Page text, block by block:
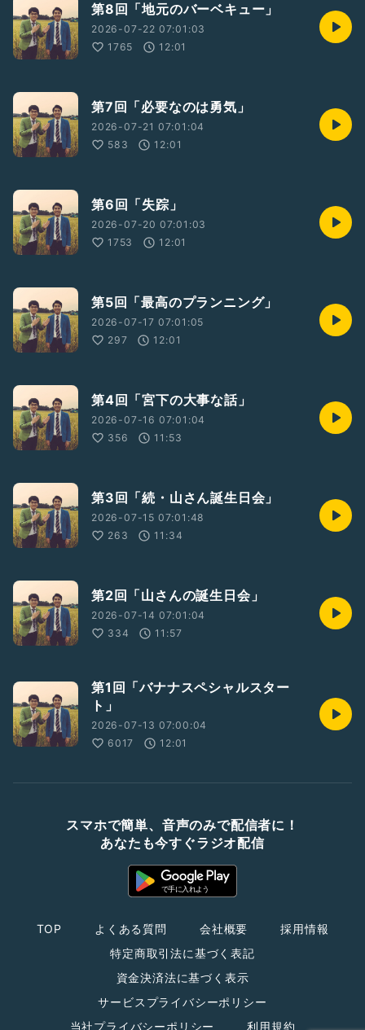
第8回「地元のバーベキュー」
2026-07-22 07:01:03
1765
12:01
第7回「必要なのは勇気」
2026-07-21 07:01:04
583
12:01
第6回「失踪」
2026-07-20 07:01:03
1753
12:01
第5回「最高のプランニング」
2026-07-17 07:01:05
297
12:01
第4回「宮下の大事な話」
2026-07-16 07:01:04
356
11:53
第3回「続・山さん誕生日会」
2026-07-15 07:01:48
263
11:34
第2回「山さんの誕生日会」
2026-07-14 07:01:04
334
11:57
第1回「バナナスペシャルスター
ト」
2026-07-13 07:00:04
6017
12:01
スマホで簡単、音声のみで配信者に！
あなたも今すぐラジオ配信
TOP よくある質問 会社概要
採用情報
特定商取引法に基づく表記
資金決済法に基づく表示
サービスプライバシーポリシー
当社プライバシーポリシー
利用規約